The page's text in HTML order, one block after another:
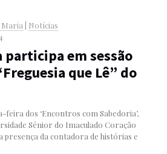
Maria| Notícias
participa em sessão
que Lê” do
feira dos ‘Encontros com Sabedoria’,
Sénior do Imaculado Coração
presença da contadora de histórias e